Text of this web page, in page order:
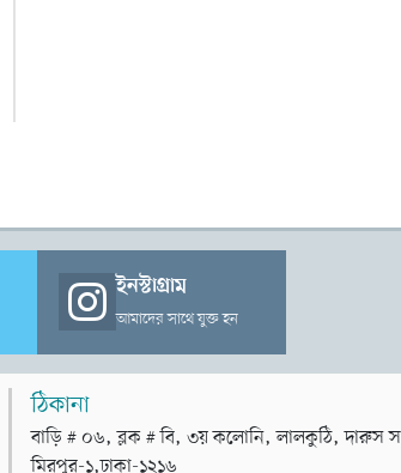
ইনস্টাগ্রাম
আমাদের সাথে যুক্ত হন
ঠিকানা
বাড়ি # ০৬, ব্লক # বি, ৩য় কলোনি, লালকুঠি, দারুস
মিরপুর-১,ঢাকা-১২১৬